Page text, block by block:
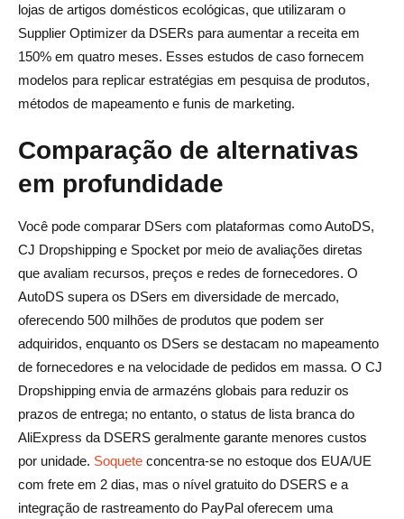
lojas de artigos domésticos ecológicas, que utilizaram o
Supplier Optimizer da DSERs para aumentar a receita em
150% em quatro meses. Esses estudos de caso fornecem
modelos para replicar estratégias em pesquisa de produtos,
métodos de mapeamento e funis de marketing.
Comparação de alternativas
em profundidade
Você pode comparar DSers com plataformas como AutoDS,
CJ Dropshipping e Spocket por meio de avaliações diretas
que avaliam recursos, preços e redes de fornecedores. O
AutoDS supera os DSers em diversidade de mercado,
oferecendo 500 milhões de produtos que podem ser
adquiridos, enquanto os DSers se destacam no mapeamento
de fornecedores e na velocidade de pedidos em massa. O CJ
Dropshipping envia de armazéns globais para reduzir os
prazos de entrega; no entanto, o status de lista branca do
AliExpress da DSERS geralmente garante menores custos
por unidade. Soquete concentra-se no estoque dos EUA/UE
com frete em 2 dias, mas o nível gratuito do DSERS e a
integração de rastreamento do PayPal oferecem uma